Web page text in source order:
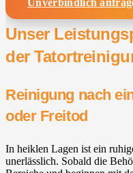
Unverbindlich
Unser
der
Reinigung nach
oder Freitod
In heiklen Lagen ist ein
unerlässlich. Sobald die